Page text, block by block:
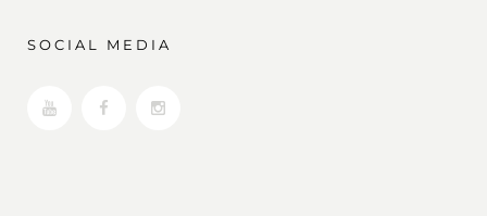
SOCIAL MEDIA